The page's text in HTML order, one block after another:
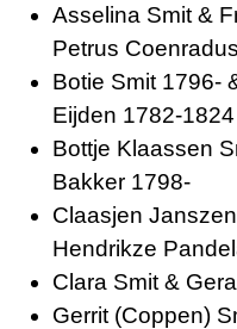
Asselina Smit &
Petrus
Botie Smit 1796-
Eijden 1782-1824
Bottje Klaassen
Bakker 1798-
Claasjen
Hendrikze
Clara Smit &
Gerrit (Coppen)